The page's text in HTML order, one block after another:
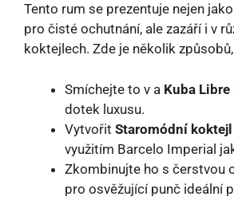
Tento rum se prezentuje nejen
pro čisté ochutnání, ale zazáří i v
koktejlech. Zde je několik
Smíchejte to v a Kuba Libre
dotek luxusu.
Vytvořit Staromódní koktejl
využitím Barcelo Imperial
Zkombinujte ho s čerstvou
pro osvěžující punč ideální